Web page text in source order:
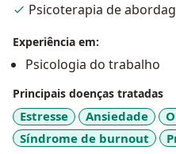
Psicoterapia de
Experiência em:
Psicologia do trabalho
Principais doenças tratadas
Estresse Ansiedade
Síndrome de burnout